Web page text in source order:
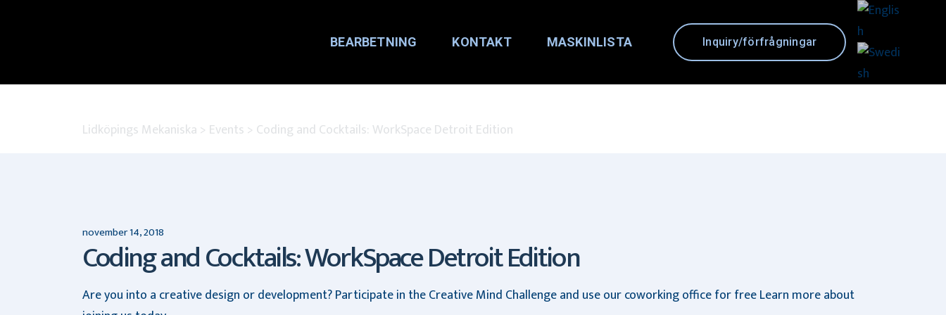
BEARBETNING KONTAKT MASKINLISTA Inquiry/förfrågningar
Lidköpings Mekaniska > Events > Coding and Cocktails: WorkSpace Detroit Edition
november 14, 2018
Coding and Cocktails: WorkSpace Detroit Edition
Are you into a creative design or development? Participate in the Creative Mind Challenge and use our coworking office for free Learn more about